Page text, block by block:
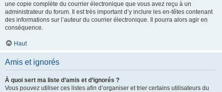
une copie complète du courrier électronique que vous avez reçu à un
administrateur du forum. Il est très important d’y inclure les en-têtes contenant
des informations sur l’auteur du courrier électronique. Il pourra alors agir en
conséquence.
Haut
Amis et ignorés
À quoi sert ma liste d’amis et d’ignorés ?
Vous pouvez utiliser ces listes afin d’organiser et trier certains utilisateurs du